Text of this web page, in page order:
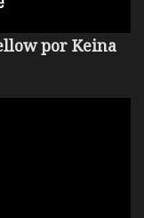
por Keina